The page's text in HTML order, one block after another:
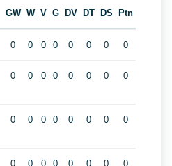
GW W V G DV DT DS Ptn
0 0 0 0 0 0 0 0
0 0 0 0 0 0 0 0
0 0 0 0 0 0 0 0
0 0 0 0 0 0 0 0